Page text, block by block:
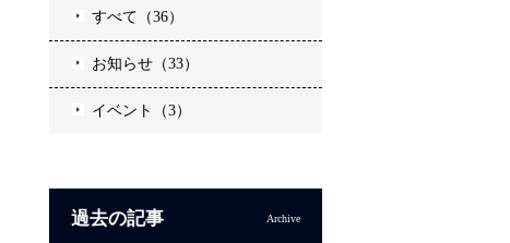
すべて（36）
お知らせ（33）
イベント（3）
過去の記事 Archive